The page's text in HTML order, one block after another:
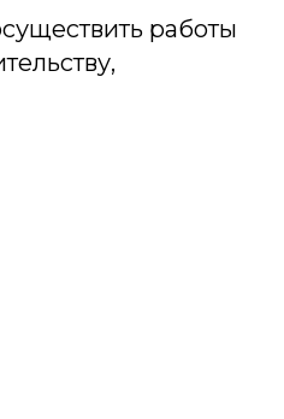
работы